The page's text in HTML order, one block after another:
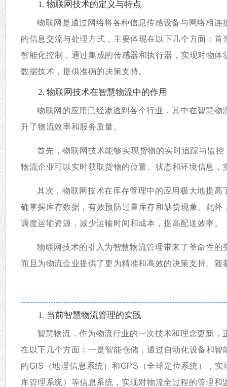
1. 物联网技术的定义与特点
物联网是通过网络将各种信息传感设备与网络相
的信息交流与处理方式，主要体现在以下几个方面：
智能化控制，通过集成的传感器和执行器，实现对物
数据技术，提供准确的决策支持。
2. 物联网技术在智慧物流中的作用
物联网的应用已经渗透到各个行业，其中在智慧
升了物流效率和服务质量。
首先，物联网技术能够实现货物的实时追踪与监
物流企业可以实时获取货物的位置、状态和环境信息
其次，物联网技术在库存管理中的应用极大地提
确掌握库存数据，有效预防过量库存和缺货现象。此
调度运输资源，减少运输时间和成本，提高配送效率。
物联网技术的引入为智慧物流管理带来了革命性
而且为物流企业提供了更为精准和高效的决策支持。
1. 当前智慧物流管理的实践
智慧物流，作为物流行业的一次技术和理念更新
在以下几个方面：一是智能仓储，通过自动化设备和
的GIS（地理信息系统）和GPS（全球定位系统），
库管理系统）等信息系统，实现对物流全过程的管理和